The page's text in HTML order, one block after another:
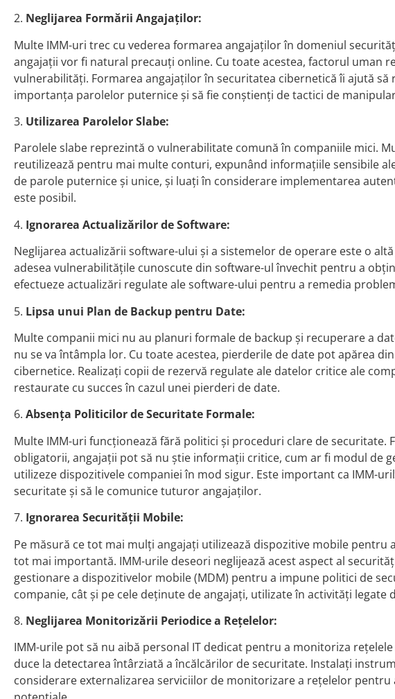
2. Neglijarea Formării Angajaților:
Multe IMM-uri trec cu vederea formarea angajaților în domeniul
angajații vor fi natural precauți online. Cu toate acestea, factorul uman
vulnerabilități. Formarea angajaților în securitatea cibernetică îi ajută să
importanța parolelor puternice și să fie conștienți de tactici de
3. Utilizarea Parolelor Slabe:
Parolele slabe reprezintă o vulnerabilitate comună în companiile mici.
reutilizează pentru mai multe conturi, expunând informațiile sensibile
de parole puternice și unice, și luați în considerare implementarea
este posibil.
4. Ignorarea Actualizărilor de Software:
Neglijarea actualizării software-ului și a sistemelor de operare este o
adesea vulnerabilitățile cunoscute din software-ul învechit pentru a
efectueze actualizări regulate ale software-ului pentru a remedia
5. Lipsa unui Plan de Backup pentru Date:
Multe companii mici nu au planuri formale de backup și recuperare a
nu se va întâmpla lor. Cu toate acestea, pierderile de date pot apărea
cibernetice. Realizați copii de rezervă regulate ale datelor critice ale
restaurate cu succes în cazul unei pierderi de date.
6. Absența Politicilor de Securitate Formale:
Multe IMM-uri funcționează fără politici și proceduri clare de securitate.
obligatorii, angajații pot să nu știe informații critice, cum ar fi modul de
utilizeze dispozitivele companiei în mod sigur. Este important ca IMM-
securitate și să le comunice tuturor angajaților.
7. Ignorarea Securității Mobile:
Pe măsură ce tot mai mulți angajați utilizează dispozitive mobile
tot mai importantă. IMM-urile deseori neglijează acest aspect al
gestionare a dispozitivelor mobile (MDM) pentru a impune politici de
companie, cât și pe cele deținute de angajați, utilizate în activități legate
8. Neglijarea Monitorizării Periodice a Rețelelor:
IMM-urile pot să nu aibă personal IT dedicat pentru a monitoriza
duce la detectarea întârziată a încălcărilor de securitate. Instalați
considerare externalizarea serviciilor de monitorizare a rețelelor